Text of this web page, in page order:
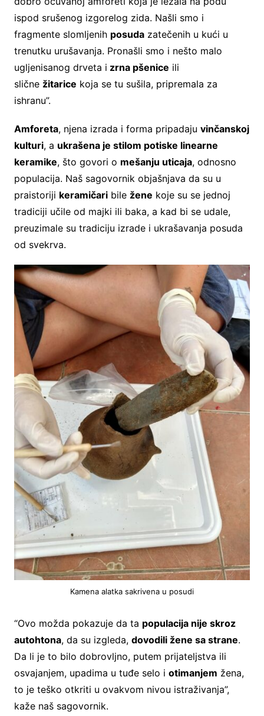
ispod srušenog izgorelog zida. Našli smo i
fragmente slomljenih posudazatečenih u kući u
trenutku urušavanja. Pronašli smo i nešto malo
ugljenisanog drveta i zrna pšenice ili
slične žitarice koja se tu sušila, pripremala za
ishranu”.
Amforeta, njena izrada i forma pripadaju vinčanskoj
kulturi, a ukrašena je stilom potiske linearne
keramike, što govori o mešanju uticaja, odnosno
populacija. Naš sagovornik objašnjava da su u
praistoriji keramičaribile žene koje su se jednoj
tradiciji učile od majki ili baka, a kad bi se udale,
preuzimale su tradiciju izrade i ukrašavanja posuda
od svekrva.
Kamena alatka sakrivena u posudi
“Ovo možda pokazuje da ta populacija nije skroz
autohtona, da su izgleda, dovodili žene sa strane.
Da li je to bilo dobrovljno, putem prijateljstva ili
osvajanjem, upadima u tuđe selo i otimanjem žena,
to je teško otkriti u ovakvom nivou istraživanja”,
kaže naš sagovornik.